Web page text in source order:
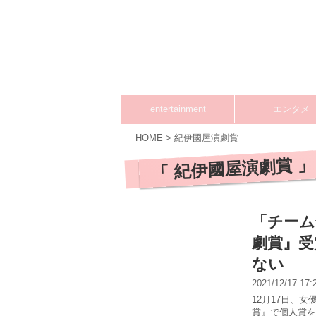
entertainment エンタメ
HOME > 紀伊國屋演劇賞
「 紀伊國屋演劇賞
「チー
劇賞』
ない
2021/12/17
12月17日、女
賞』で個人賞